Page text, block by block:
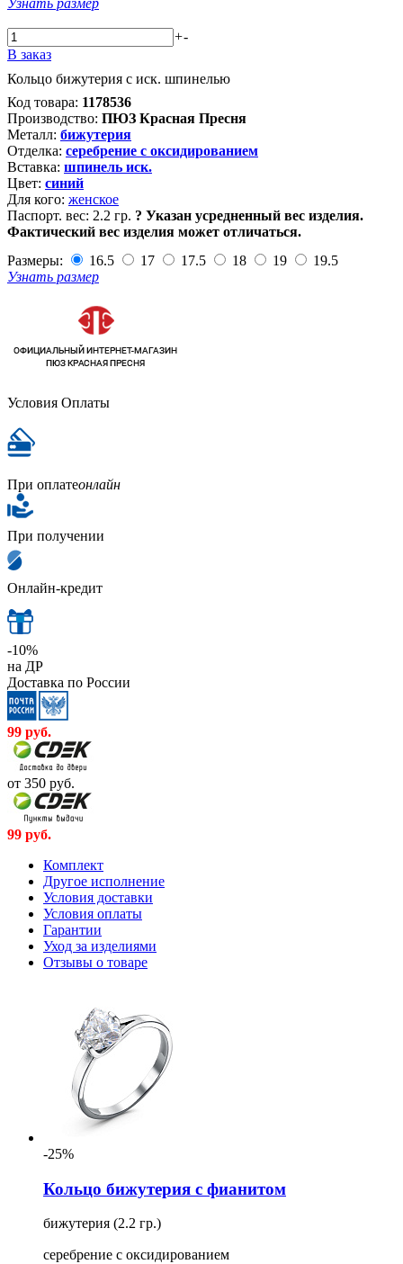
Узнать размер
+-
В заказ
Кольцо бижутерия с иск. шпинелью
Код товара: 1178536
Производство: ПЮЗ Красная Пресня
Металл: бижутерия
Отделка: серебрение с оксидированием
Вставка: шпинель иск.
Цвет: синий
Для кого: женское
Паспорт. вес: 2.2 гр. ? Указан усредненный вес изделия.
Фактический вес изделия может отличаться.
Размеры:
16.5 17 17.5 18 19
19.5
Узнать размер
Условия Оплаты
При оплатеонлайн
При получении
Онлайн-кредит
-10%
на ДР
Доставка по России
99 руб.
от 350 руб.
99 руб.
Комплект
Другое исполнение
Условия доставки
Условия оплаты
Гарантии
Уход за изделиями
Отзывы о товаре
-25%
Кольцо бижутерия с фианитом
бижутерия (2.2 гр.)
серебрение с оксидированием